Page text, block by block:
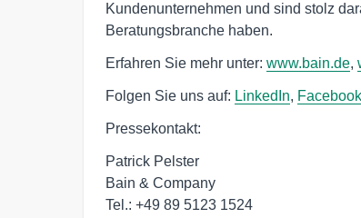
Kundenunternehmen und sind stolz
Beratungsbranche haben.
Erfahren Sie mehr unter: www.bain.de,
Folgen Sie uns auf: LinkedIn, Facebook
Pressekontakt:
Patrick Pelster
Bain & Company
Tel.: +49 89 5123 1524